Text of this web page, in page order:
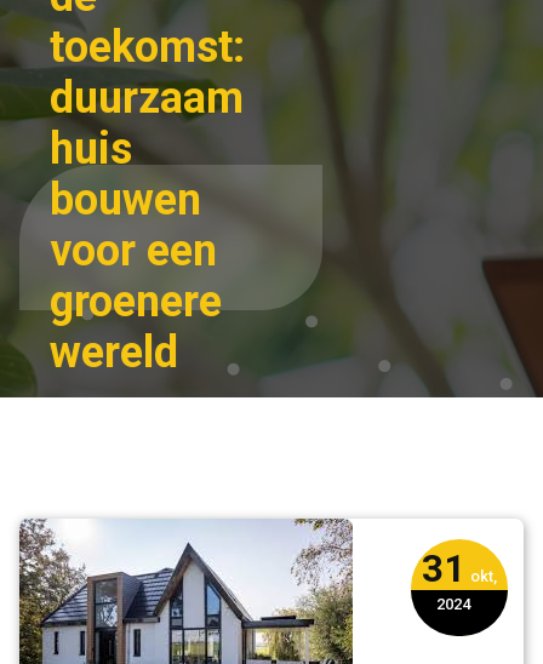
toekomst:
duurzaam
huis
bouwen
voor een
groenere
wereld
bouwen voor
een groenere
wereld
31
okt,
2024